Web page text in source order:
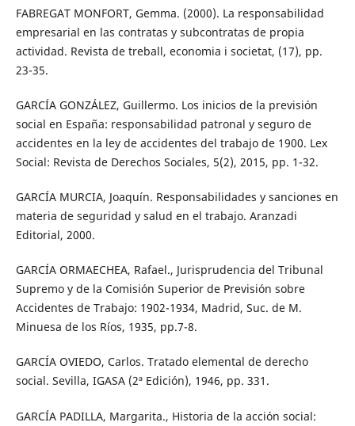
FABREGAT MONFORT, Gemma. (2000). La responsabilidad
empresarial en las contratas y subcontratas de propia
actividad. Revista de treball, economia i societat, (17), pp.
23-35.
GARCÍA GONZÁLEZ, Guillermo. Los inicios de la previsión
social en España: responsabilidad patronal y seguro de
accidentes en la ley de accidentes del trabajo de 1900. Lex
Social: Revista de Derechos Sociales, 5(2), 2015, pp. 1-32.
GARCÍA MURCIA, Joaquín. Responsabilidades y sanciones en
materia de seguridad y salud en el trabajo. Aranzadi
Editorial, 2000.
GARCÍA ORMAECHEA, Rafael., Jurisprudencia del Tribunal
Supremo y de la Comisión Superior de Previsión sobre
Accidentes de Trabajo: 1902-1934, Madrid, Suc. de M.
Minuesa de los Ríos, 1935, pp.7-8.
GARCÍA OVIEDO, Carlos. Tratado elemental de derecho
social. Sevilla, IGASA (2ª Edición), 1946, pp. 331.
GARCÍA PADILLA, Margarita., Historia de la acción social: